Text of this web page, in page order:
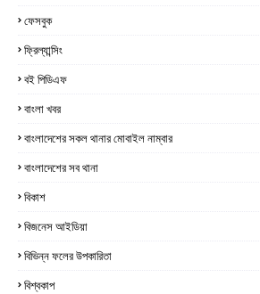
ফেসবুক
ফ্রিল্যান্সিং
বই পিডিএফ
বাংলা খবর
বাংলাদেশের সকল থানার মোবাইল নাম্বার
বাংলাদেশের সব থানা
বিকাশ
বিজনেস আইডিয়া
বিভিন্ন ফলের উপকারিতা
বিশ্বকাপ